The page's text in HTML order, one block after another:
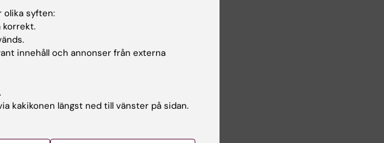
självstudier samt
och kollaborativt arbete
presenteras och
olika syften:
korrekt.
innehåll och annonser från externa
kakikonen längst ned till vänster på sidan.